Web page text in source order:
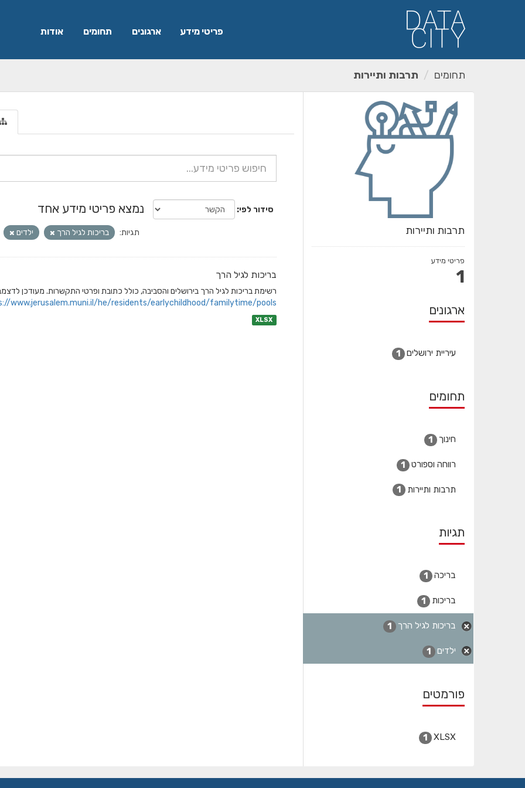
פריטי מידע ארגונים תחומים אודות
תחומים תרבות ותיירות
תרבות ותיירות
פריטי מידע
1
ארגונים
עיריית ירושלים 1
תחומים
חינוך 1
רווחה וספורט 1
תרבות ותיירות 1
תגיות
בריכה 1
בריכות 1
בריכות לגיל הרך 1
ילדים 1
פורמטים
XLSX
1
סידור לפי נמצא פריטי מידע אחד
תגיות: בריכות לגיל הרך ילדים
בריכות לגיל הרך
רשימת בריכות לגיל הרך בירושלים והסביבה, כולל כתובת ופרטי התקשרות. מעודכן לדצמבר
www.jerusalem.muni.il/he/residents/earlychildhood/familytime/pools/
XLSX